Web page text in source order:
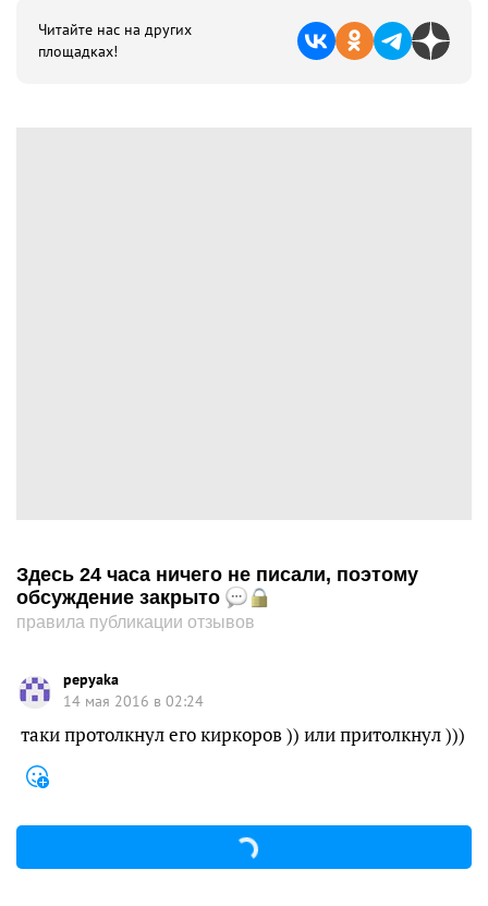
Читайте нас на других
площадках!
Здесь 24 часа ничего не писали, поэтому
обсуждение закрыто
правила публикации отзывов
pepyaka
14 мая 2016 в 02:24
таки протолкнул его киркоров )) или притолкнул )))